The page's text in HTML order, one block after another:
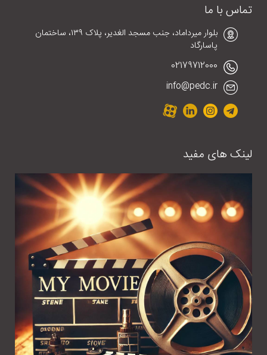
تماس با ما
بلوار میرداماد، جنب مسجد الغدیر، پلاک ١٣٩، ساختمان
پاسارگاد
02179712000
info@pedc.ir
لینک های مفید